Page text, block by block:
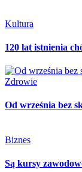
Kultura
120 lat istnienia
Zdrowie
Od września bez
Biznes
Są kursy